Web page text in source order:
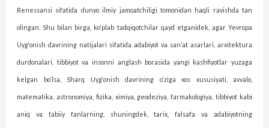
Renessansi sifatida dunyo ilmiy jamoatchiligi tomonidan haqli ravishda tan
olingan. Shu bilan birga, ko‘plab tadqiqotchilar qayd etganidek, agar Yevropa
Uyg‘onish davrining natijalari sifatida adabiyot va san’at asarlari, arxitektura
durdonalari, tibbiyot va insonni anglash borasida yangi kashfiyotlar yuzaga
kelgan bo‘lsa, Sharq Uyg‘onish davrining o‘ziga xos xususiyati, avvalo,
matematika, astronomiya, fizika, ximiya, geodeziya, farmakologiya, tibbiyot kabi
aniq va tabiiy fanlarning, shuningdek, tarix, falsafa va adabiyotning